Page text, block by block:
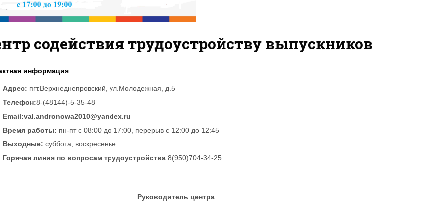
содействия трудоустройству выпускников
информация
Адрес: пгт.Верхнеднепровский, ул.Молодежная, д.5
Телефон:8-(48144)-5-35-48
Email:val.andronowa2010@yandex.ru
Время работы: пн-пт с 08:00 до 17:00, перерыв с 12:00 до 12:45
Выходные: суббота, воскресенье
Горячая линия по вопросам трудоустройства:8(950)704-34-25
центра